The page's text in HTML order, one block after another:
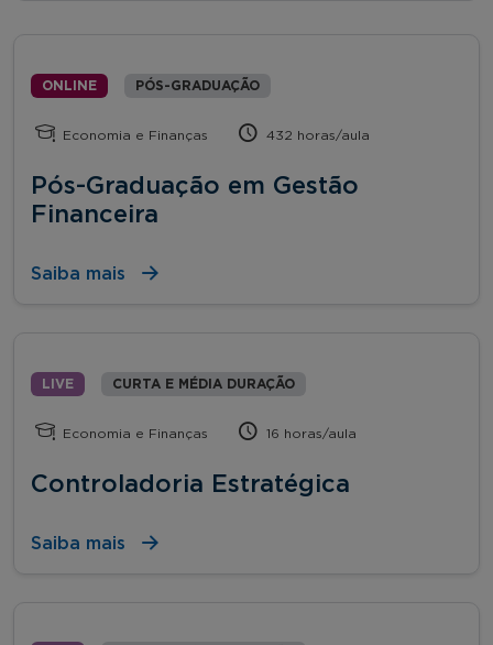
ONLINE PÓS-GRADUAÇÃO
Economia e Finanças 432 horas/aula
Pós-Graduação em Gestão
Financeira
Saiba mais
LIVE CURTA E MÉDIA DURAÇÃO
Economia e Finanças 16 horas/aula
Controladoria Estratégica
Saiba mais